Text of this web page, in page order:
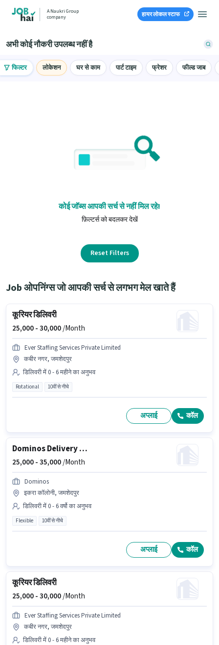
A Naukri Group
company
हायर लोकल स्टाफ
अभी कोई नौकरी उपलब्ध नहीं है
फिल्टर लोकेशन घर से काम पार्ट टाइम फ्रेशर फील्ड जाब
कोई जॉब्स आपकी सर्च से नहीं मिल रहे!
फ़िल्टर्स को बदलकर देखें
Reset Filters
Job ओपनिंग्स जो आपकी सर्च से लगभग मेल खाते हैं
कूरियर डिलिवरी
25,000 -30,000/Month
Ever Staffing Services Private Limited
कबीर नगर, जमशेदपुर
डिलिवरी में 0 - 6 महीने का अनुभव
Rotational 10वीं से नीचे
अप्लाई कॉल
Dominos Delivery Boy
25,000 -35,000/Month
Dominos
इकरा कॉलोनी, जमशेदपुर
डिलिवरी में 0 - 6 वर्षो का अनुभव
Flexible 10वीं से नीचे
अप्लाई कॉल
कूरियर डिलिवरी
25,000 -30,000/Month
Ever Staffing Services Private Limited
कबीर नगर, जमशेदपुर
डिलिवरी में 0 - 6 महीने का अनुभव